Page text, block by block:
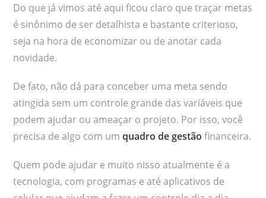
Do que já vimos até aqui ficou claro que traçar metas
é sinônimo de ser detalhista e bastante criterioso,
seja na hora de economizar ou de anotar cada
novidade.
De fato, não dá para conceber uma meta sendo
atingida sem um controle grande das variáveis que
podem ajudar ou ameaçar o projeto. Por isso, você
precisa de algo com umquadro de gestão financeira.
Quem pode ajudar e muito nisso atualmente é a
tecnologia, com programas e até aplicativos de